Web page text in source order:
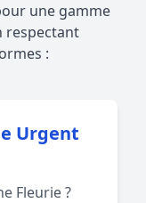
une gamme
respectant
:
Urgent
Fleurie ?